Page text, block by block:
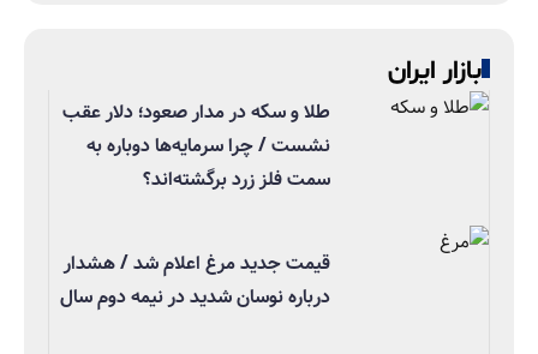
بازار ایران
طلا و سکه در مدار صعود؛ دلار عقب
نشست / چرا سرمایه‌ها دوباره به
سمت فلز زرد برگشته‌اند؟
قیمت جدید مرغ اعلام شد / هشدار
درباره نوسان شدید در نیمه دوم سال